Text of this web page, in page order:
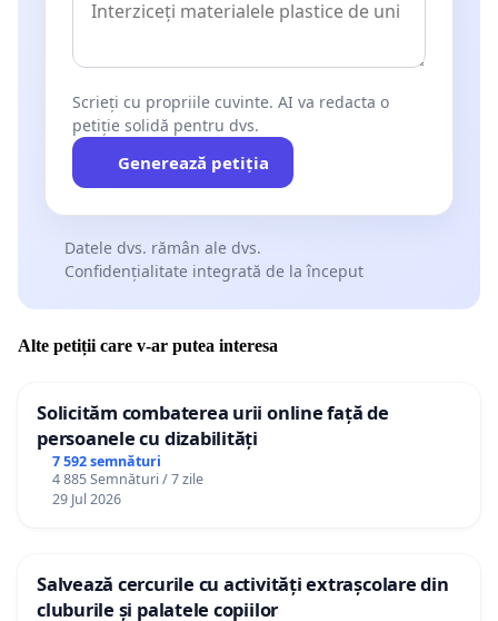
Scrieți cu propriile cuvinte. AI va redacta o
petiție solidă pentru dvs.
Generează petiția
Datele dvs. rămân ale dvs.
Confidențialitate integrată de la început
Alte petiții care v-ar putea interesa
Solicităm combaterea urii online față de
persoanele cu dizabilități
7 592 semnături
4 885 Semnături / 7 zile
29 Jul 2026
Salvează cercurile cu activități extrașcolare din
cluburile și palatele copiilor